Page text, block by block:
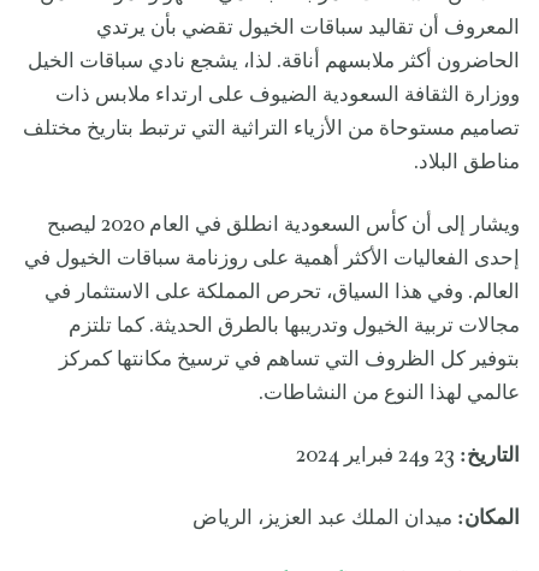
المعروف أن تقاليد سباقات الخيول تقضي بأن يرتدي
الحاضرون أكثر ملابسهم أناقة. لذا، يشجع نادي سباقات الخيل
ووزارة الثقافة السعودية الضيوف على ارتداء ملابس ذات
تصاميم مستوحاة من الأزياء التراثية التي ترتبط بتاريخ مختلف
مناطق البلاد.
ويشار إلى أن كأس السعودية انطلق في العام 2020 ليصبح
إحدى الفعاليات الأكثر أهمية على روزنامة سباقات الخيول في
العالم. وفي هذا السياق، تحرص المملكة على الاستثمار في
مجالات تربية الخيول وتدريبها بالطرق الحديثة. كما تلتزم
بتوفير كل الظروف التي تساهم في ترسيخ مكانتها كمركز
عالمي لهذا النوع من النشاطات.
التاريخ:
المكان: ميدان الملك عبد العزيز، الرياض